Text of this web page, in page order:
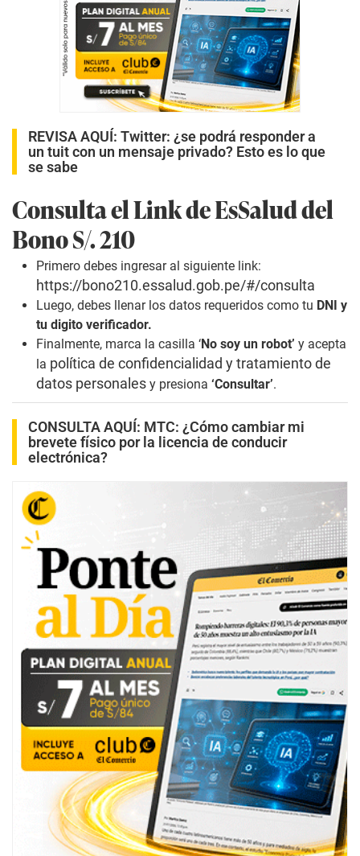
REVISA AQUÍ: Twitter: ¿se podrá responder a
un tuit con un mensaje privado? Esto es lo que
se sabe
Consulta el Link de EsSalud del
Bono S/. 210
Primero debes ingresar al siguiente link:
https://bono210.essalud.gob.pe/#/consulta
Luego, debes llenar los datos requeridos como tu DNI y
tu digito verificador.
Finalmente, marca la casilla ‘No soy un robot’ y acepta
la política de confidencialidad y tratamiento de
datos personales y presiona ‘Consultar’.
CONSULTA AQUÍ: MTC: ¿Cómo cambiar mi
brevete físico por la licencia de conducir
electrónica?